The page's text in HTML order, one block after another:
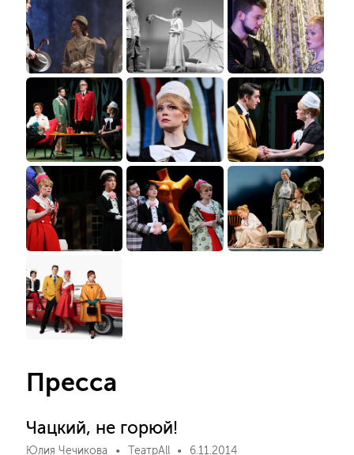
Пресса
Чацкий, не горюй!
Юлия Чечикова ТеатрAll 6.11.2014